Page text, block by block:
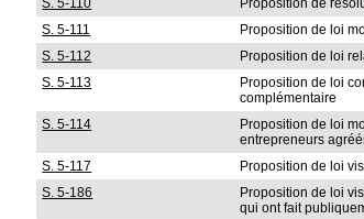
S. 5-110 Proposition de
S. 5-111
Proposition de loi
S. 5-112
Proposition de loi
S. 5-113
Proposition de loi
complémentaire
S. 5-114
Proposition de loi
entrepreneurs
S. 5-117 Proposition de loi
S. 5-186
Proposition de loi
qui ont fait